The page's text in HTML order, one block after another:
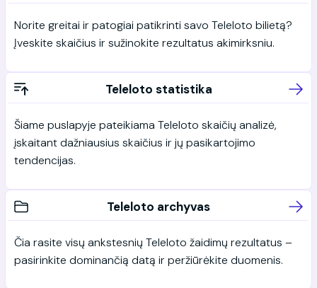
Norite greitai ir patogiai patikrinti savo Teleloto bilietą?
Įveskite skaičius ir sužinokite rezultatus akimirksniu.
Teleloto statistika
Šiame puslapyje pateikiama Teleloto skaičių analizė,
įskaitant dažniausius skaičius ir jų pasikartojimo
tendencijas.
Teleloto archyvas
Čia rasite visų ankstesnių Teleloto žaidimų rezultatus –
pasirinkite dominančią datą ir peržiūrėkite duomenis.